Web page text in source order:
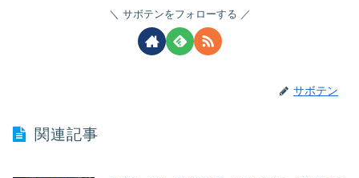
サボテンをフォローする
サボテン
関連記事